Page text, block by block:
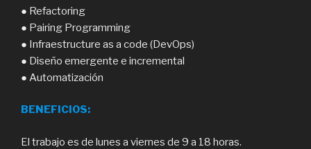
● Refactoring
● Pairing Programming
● Infraestructure as a code (DevOps)
● Diseño emergente e incremental
● Automatización
BENEFICIOS:
El trabajo es de lunes a viernes de 9 a 18 horas.